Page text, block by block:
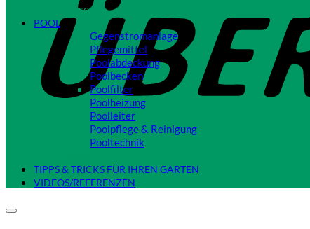
Close
POOL
Gegenstromanlage
Pflegemittel
Poolabdeckung
Poolbecken
Poolfilter
Poolheizung
Poolleiter
Poolpflege & Reinigung
Pooltechnik
TIPPS & TRICKS FÜR IHREN GARTEN
VIDEOS/REFERENZEN